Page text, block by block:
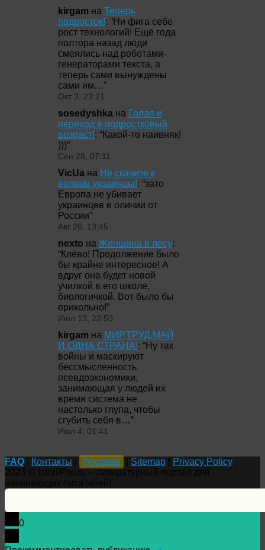
kirgam на Теперь
подросток!: “Ни фига себе
рост технологий! Ещё года
полтора назад люди
смеялись над роботами-
генераторами текста, а
теперь сами вынуждены
сами им…”
Окт 3, 23:21
sosedyshka на Голая и
переход в подростковый
возраст!: “Какой-то наивняк!
)))”
Сен 28, 07:11
VicUa на Не скачите к
волкам,украинцы!: “зато
Европа не убивает
украинцев в оличии от
России”
Авг 20, 13:45
nexto на Женщина в лесу:
“Клёво! Продолжение было
бы крайне интересное! А
вдруг она будет новой
училкой в его школе,
биологичкой. Вот было бы
прикольно!”
Июл 13, 22:50
kirgam на МИР,ТРУД,МАЙ
И ОДНА СТРАНА!: “Ну так
войны и маскируют
бессмысленность
псевдоэкономики,
занимающая у людей их
время система не
настолько глупа, чтобы
сгубить себя в…”
Июл 4, 01:41
FAQ Контакты Реклама Sitemap
Privacy Policy
0